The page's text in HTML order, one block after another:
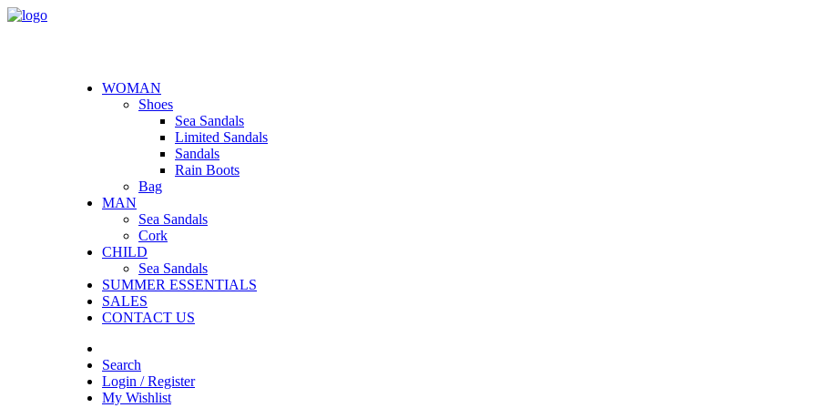
WOMAN
Shoes
Sea Sandals
Limited Sandals
Sandals
Rain Boots
Bag
MAN
Sea Sandals
Cork
CHILD
Sea Sandals
SUMMER ESSENTIALS
SALES
CONTACT US
Search
Login / Register
My Wishlist